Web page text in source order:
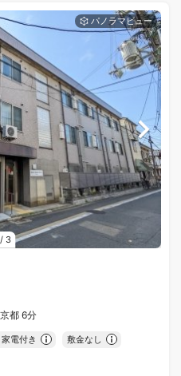
/ 3
都 6分
電付き 敷金なし